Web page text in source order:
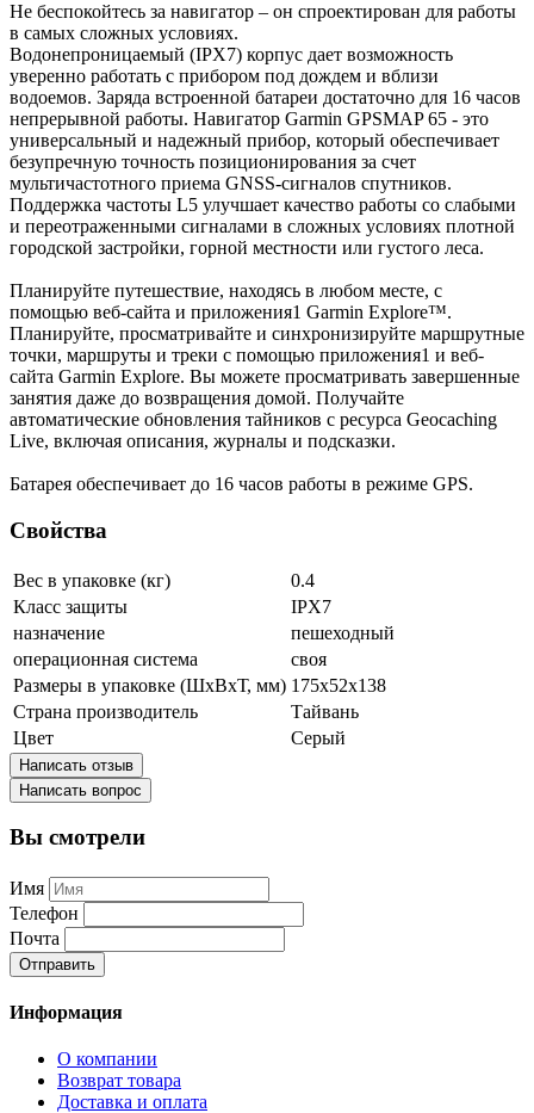
Не беспокойтесь за навигатор – он спроектирован для работы
в самых сложных условиях.
Водонепроницаемый (IPX7) корпус дает возможность
уверенно работать с прибором под дождем и вблизи
водоемов. Заряда встроенной батареи достаточно для 16 часов
непрерывной работы. Навигатор Garmin GPSMAP 65 - это
универсальный и надежный прибор, который обеспечивает
безупречную точность позиционирования за счет
мультичастотного приема GNSS-сигналов спутников.
Поддержка частоты L5 улучшает качество работы со слабыми
и переотраженными сигналами в сложных условиях плотной
городской застройки, горной местности или густого леса.
Планируйте путешествие, находясь в любом месте, с
помощью веб-сайта и приложения1 Garmin Explore™.
Планируйте, просматривайте и синхронизируйте маршрутные
точки, маршруты и треки с помощью приложения1 и веб-
сайта Garmin Explore. Вы можете просматривать завершенные
занятия даже до возвращения домой. Получайте
автоматические обновления тайников с ресурса Geocaching
Live, включая описания, журналы и подсказки.
Батарея обеспечивает до 16 часов работы в режиме GPS.
Свойства
Вес в упаковке (кг)
0.4
Класс защиты
IPX7
назначение
пешеходный
операционная система
своя
Размеры в упаковке (ШxВxТ, мм) 175x52x138
Страна производитель
Тайвань
Цвет
Серый
Написать отзыв
Написать вопрос
Вы смотрели
Имя
Телефон
Почта
Отправить
Информация
О компании
Возврат товара
Доставка и оплата